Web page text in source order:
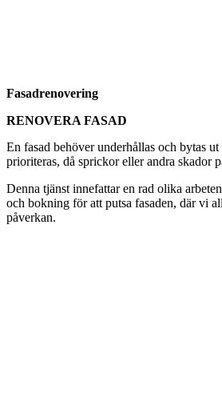
Fasadrenovering
RENOVERA FASAD
En fasad behöver underhållas och bytas
prioriteras, då sprickor eller andra skador
Denna tjänst innefattar en rad olika
och bokning för att putsa fasaden, där vi
påverkan.